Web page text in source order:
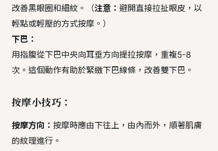
改善黑眼圈和細紋。（注意： 避開直接拉扯眼皮，以
輕點或輕壓的方式按摩。）
下巴：
用指腹從下巴中央向耳垂方向提拉按摩，重複5-8
次。這個動作有助於緊緻下巴線條，改善雙下巴。
按摩小技巧：
按摩方向： 按摩時應由下往上，由內而外，順著肌膚
的紋理進行。